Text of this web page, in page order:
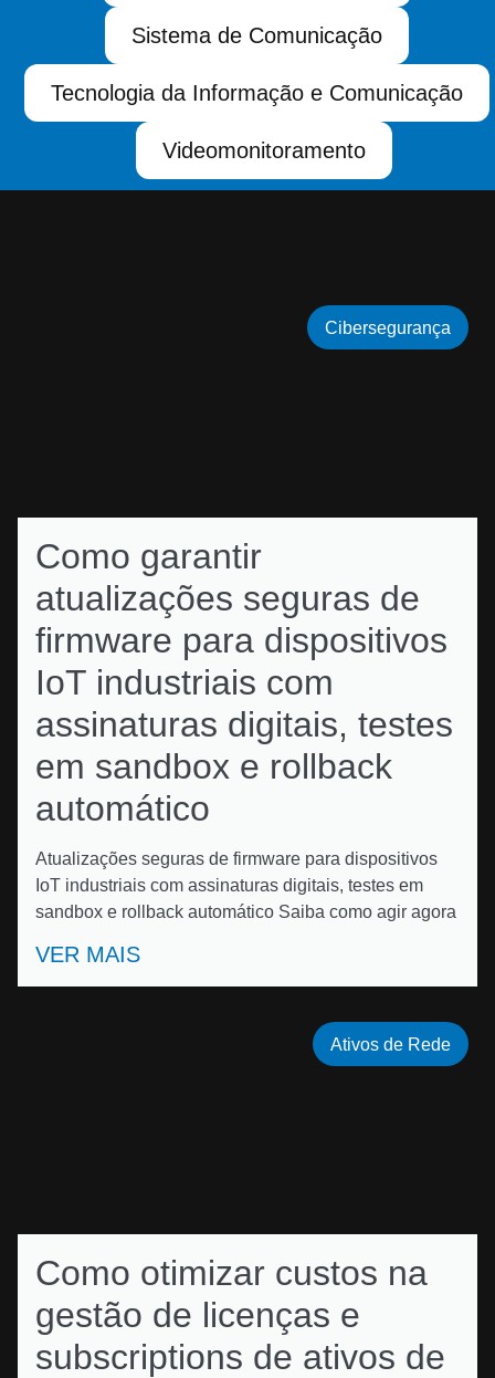
Sistema de Comunicação
Tecnologia da Informação e Comunicação
Videomonitoramento
Como garantir
atualizações seguras de
firmware para dispositivos
IoT industriais com
assinaturas digitais, testes
em sandbox e rollback
automático
Atualizações seguras de firmware para dispositivos
IoT industriais com assinaturas digitais, testes em
sandbox e rollback automático Saiba como agir agora
VER MAIS
Cibersegurança
Como otimizar custos na
gestão de licenças e
subscriptions de ativos de
Ativos de Rede